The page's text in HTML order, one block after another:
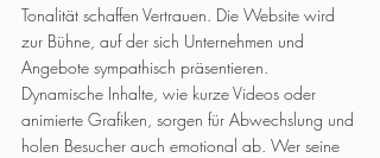
Tonalität schaffen Vertrauen. Die Website wird
zur Bühne, auf der sich Unternehmen und
Angebote sympathisch präsentieren.
Dynamische Inhalte, wie kurze Videos oder
animierte Grafiken, sorgen für Abwechslung und
holen Besucher auch emotional ab. Wer seine